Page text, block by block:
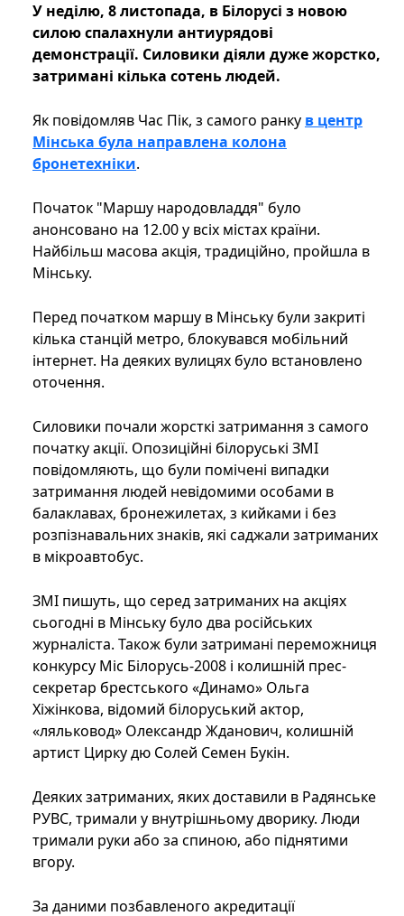
У неділю, 8 листопада, в Білорусі з новою
силою спалахнули антиурядові
демонстрації. Силовики діяли дуже жорстко,
затримані кілька сотень людей.
Як повідомляв Час Пік, з самого ранку в центр
Мінська була направлена ​​колона
бронетехніки.
Початок "Маршу народовладдя" було
анонсовано на 12.00 у всіх містах країни.
Найбільш масова акція, традиційно, пройшла в
Мінську.
Перед початком маршу в Мінську були закриті
кілька станцій метро, ​​блокувався мобільний
інтернет. На деяких вулицях було встановлено
оточення.
Силовики почали жорсткі затримання з самого
початку акції. Опозиційні білоруські ЗМІ
повідомляють, що були помічені випадки
затримання людей невідомими особами в
балаклавах, бронежилетах, з кийками і без
розпізнавальних знаків, які саджали затриманих
в мікроавтобус.
ЗМІ пишуть, що серед затриманих на акціях
сьогодні в Мінську було два російських
журналіста. Також були затримані переможниця
конкурсу Міс Білорусь-2008 і колишній прес-
секретар брестського «Динамо» Ольга
Хіжінкова, відомий білоруський актор,
«ляльковод» Олександр Жданович, колишній
артист Цирку дю Солей Семен Букін.
Деяких затриманих, яких доставили в Радянське
РУВС, тримали у внутрішньому дворику. Люди
тримали руки або за спиною, або піднятими
вгору.
За даними позбавленого акредитації